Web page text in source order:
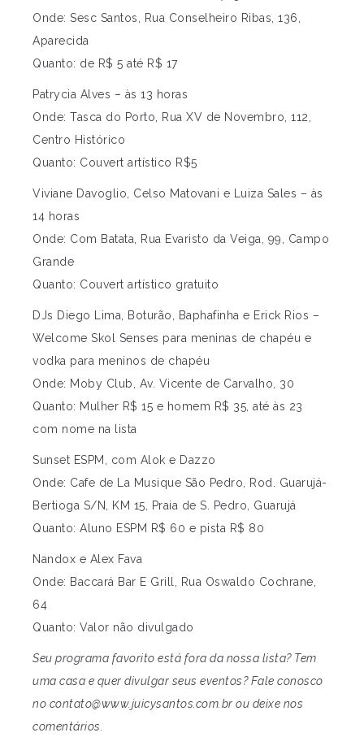
Onde: Sesc Santos, Rua Conselheiro Ribas, 136,
Aparecida
Quanto: de R$ 5 até R$ 17
Patrycia Alves – às 13 horas
Onde: Tasca do Porto, Rua XV de Novembro, 112,
Centro Histórico
Quanto: Couvert artístico R$5
Viviane Davoglio, Celso Matovani e Luiza Sales – às
14 horas
Onde: Com Batata, Rua Evaristo da Veiga, 99, Campo
Grande
Quanto: Couvert artístico gratuito
DJs Diego Lima, Boturão, Baphafinha e Erick Rios –
Welcome Skol Senses para meninas de chapéu e
vodka para meninos de chapéu
Onde: Moby Club, Av. Vicente de Carvalho, 30
Quanto: Mulher R$ 15 e homem R$ 35, até às 23
com nome na lista
Sunset ESPM, com Alok e Dazzo
Onde: Cafe de La Musique São Pedro, Rod. Guarujá-
Bertioga S/N, KM 15, Praia de S. Pedro, Guarujá
Quanto: Aluno ESPM R$ 60 e pista R$ 80
Nandox e Alex Fava
Onde: Baccará Bar E Grill, Rua Oswaldo Cochrane,
64
Quanto: Valor não divulgado
Seu programa favorito está fora da nossa lista? Tem
uma casa e quer divulgar seus eventos? Fale conosco
no contato@www.juicysantos.com.br ou deixe nos
comentários.